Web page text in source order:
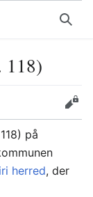
Søk
Rediger
på
herred, der